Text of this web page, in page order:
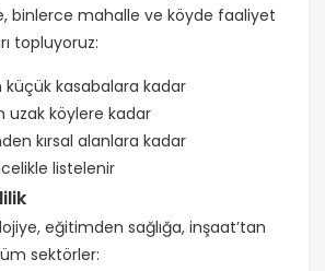
binlerce mahalle ve köyde faaliyet
topluyoruz:
küçük kasabalara kadar
uzak köylere kadar
kırsal alanlara kadar
listelenir
eğitimden sağlığa, inşaat’tan
sektörler: